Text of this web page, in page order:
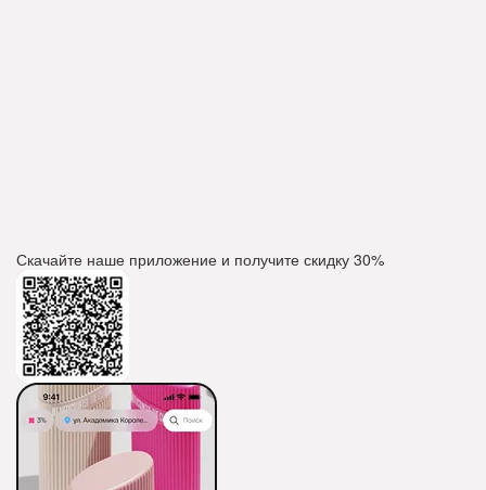
Скачайте наше приложение и получите скидку 30%